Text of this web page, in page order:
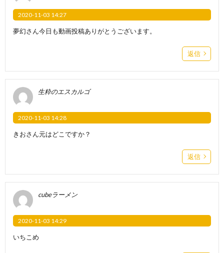
2020-11-03 14:27
夢幻さん今日も動画投稿ありがとうございます。
返信
生粋のエスカルゴ
2020-11-03 14:28
きおさん元はどこですか？
返信
cubeラーメン
2020-11-03 14:29
いちこめ